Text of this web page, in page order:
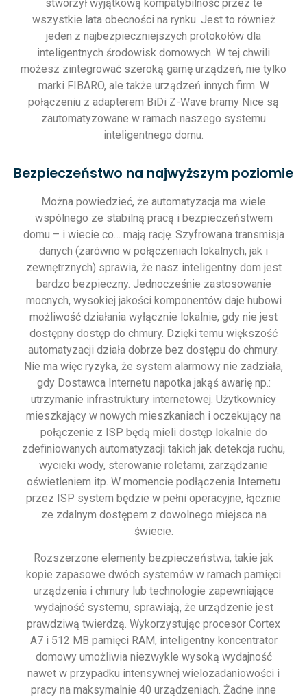
stworzył wyjątkową kompatybilność przez te
wszystkie lata obecności na rynku. Jest to również
jeden z najbezpieczniejszych protokołów dla
inteligentnych środowisk domowych. W tej chwili
możesz zintegrować szeroką gamę urządzeń, nie tylko
marki FIBARO, ale także urządzeń innych firm. W
połączeniu z adapterem BiDi Z-Wave bramy Nice są
zautomatyzowane w ramach naszego systemu
inteligentnego domu.
Bezpieczeństwo na najwyższym poziomie
Można powiedzieć, że automatyzacja ma wiele
wspólnego ze stabilną pracą i bezpieczeństwem
domu – i wiecie co… mają rację. Szyfrowana transmisja
danych (zarówno w połączeniach lokalnych, jak i
zewnętrznych) sprawia, że nasz inteligentny dom jest
bardzo bezpieczny. Jednocześnie zastosowanie
mocnych, wysokiej jakości komponentów daje hubowi
możliwość działania wyłącznie lokalnie, gdy nie jest
dostępny dostęp do chmury. Dzięki temu większość
automatyzacji działa dobrze bez dostępu do chmury.
Nie ma więc ryzyka, że system alarmowy nie zadziała,
gdy Dostawca Internetu napotka jakąś awarię np.:
utrzymanie infrastruktury internetowej. Użytkownicy
mieszkający w nowych mieszkaniach i oczekujący na
połączenie z ISP będą mieli dostęp lokalnie do
zdefiniowanych automatyzacji takich jak detekcja ruchu,
wycieki wody, sterowanie roletami, zarządzanie
oświetleniem itp. W momencie podłączenia Internetu
przez ISP system będzie w pełni operacyjne, łącznie
ze zdalnym dostępem z dowolnego miejsca na
świecie.
Rozszerzone elementy bezpieczeństwa, takie jak
kopie zapasowe dwóch systemów w ramach pamięci
urządzenia i chmury lub technologie zapewniające
wydajność systemu, sprawiają, że urządzenie jest
prawdziwą twierdzą. Wykorzystując procesor Cortex
A7 i 512 MB pamięci RAM, inteligentny koncentrator
domowy umożliwia niezwykle wysoką wydajność
nawet w przypadku intensywnej wielozadaniowości i
pracy na maksymalnie 40 urządzeniach. Żadne inne